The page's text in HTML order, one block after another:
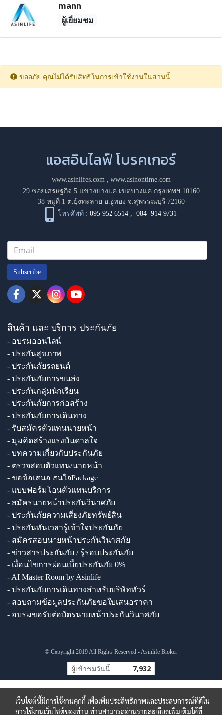
mann
ผู้เยี่ยมชม
ขออภัย คุณไม่ได้รับสิทธิในการเข้าใช้งานในส่วนนี้
แอสอินไลฟ์ โบรคเกอร์
www.asinlifes.com, www.asinontime.com
29 ซอยเศรษฐกิจ 5 แขวงบางแค เขตบางแค กรุงเทพฯ 10160
38 หมู่ที่ 1 ต.ยุ้งทะลาย อ.อู่ทอง จ.สุพรรณบุรี 72160
โทรศัพท์ : 095 952 6514 ,084 914 9731
Subscribe
สินค้า และ บริการ ประกันภัย
- อบรมออนไลน์
- ประกันสุขภาพ
- ประกันภัยรถยนต์
- ประกันภัยการขนส่ง
- ประกันกลุ่มนักเรียน
- ประกันภัยการก่อสร้าง
- ประกันภัยการเดินทาง
- รับสมัครตัวแทนนายหน้า
- มุมคิดสร้างแรงบันดาลใจ
- บทความเกี่ยวกับประกันภัย
- ตรวจสอบตัวแทน/นายหน้า
- ขอข้อเสนอ สนใจPackage
- แบบฟอร์มโอนตัวแทนบริการ
- สมัครนายหน้าประกันวินาศภัย
- ประกันภัยความเสี่ยงภัยทรัพย์สิน
- ประกันทันเวลารู้เข้าใจประกันภัย
- สมัครสอบนายหน้าประกันวินาศภัย
- ข่าวสารประกันภัย / รู้รอบประกันภัย
- เงื่อนไขการผ่อนเบี้ยประกันภัย 0%
- AI Master Room by Asinlife
- ประกันภัยการเดินทางสำหรับบริษัททัวร์
- สอบถามข้อมูลประกันภัยขอใบเสนอราคา
- อบรมขอรับต่อบัตรนายหน้าประกันวินาศภัย
© Copyright 2019 All Rights Reserved - Asinlife Broker
ผู้เข้าชมวันนี้ 7,932
เว็บไซต์นี้มีการใช้งานคุกกี้ เพื่อเพิ่มประสิทธิภาพและประสบการณ์ที่ดีใน
การใช้งานเว็บไซต์ของท่าน ท่านสามารถอ่านรายละเอียดเพิ่มเติมได้ที่